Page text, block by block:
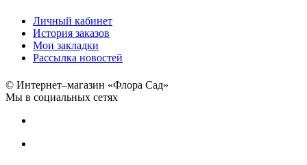
Личный кабинет
История заказов
Мои закладки
Рассылка новостей
© Интернет–магазин «Флора Сад»
Мы в социальных сетях